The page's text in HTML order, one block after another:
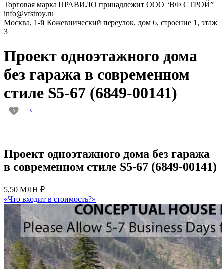
Торговая марка ПРАВИЛО принадлежит ООО “ВФ СТРОЙ”
info@vfstroy.ru
Москва, 1-й Кожевнический переулок, дом 6, строение 1, этаж
3
Проект одноэтажного дома
без гаража в современном
стиле S5-67 (6849-00141)
0 0
Проект одноэтажного дома без гаража
в современном стиле S5-67 (6849-00141)
5,50 МЛН ₽
«Что входит в стоимость?»